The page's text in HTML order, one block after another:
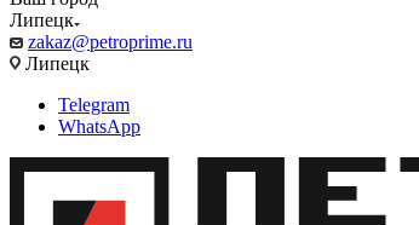
Липецк
zakaz@petroprime.ru
Липецк
Telegram
WhatsApp